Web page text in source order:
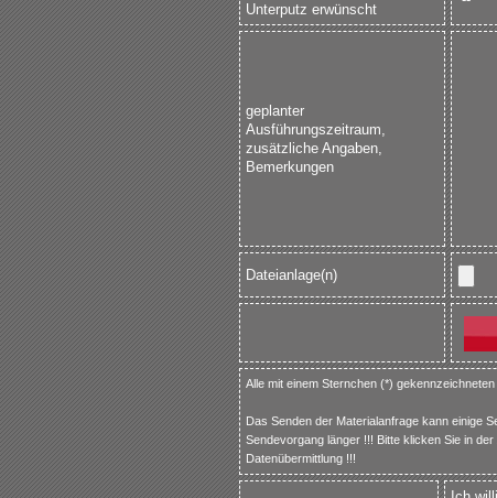
Unterputz erwünscht
geplanter
Ausführungszeitraum,
zusätzliche Angaben,
Bemerkungen
Dateianlage(n)
Alle mit einem Sternchen (*)
Das Senden der Materialanfrage kann einige
Sendevorgang länger !!! Bitte klicken Sie in
Datenübermittlung !!!